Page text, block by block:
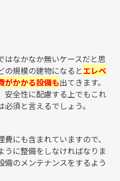
はなかなか無いケースだと思
の規模の建物になるとエレベ
がかかる設備も出てきます。
安全性に配慮する上でもこれ
須と言えるでしょう。
にも含まれていますので、
うに整備をしなければなりま
のメンテナンスをするよう